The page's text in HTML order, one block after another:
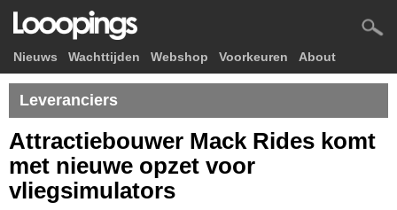
Nieuws Wachttijden Webshop Voorkeuren About
Leveranciers
Attractiebouwer Mack Rides komt
met nieuwe opzet voor
vliegsimulators